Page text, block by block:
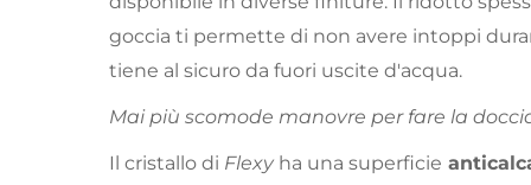
goccia ti permette di non avere intoppi
tiene al sicuro da fuori uscite d'acqua.
Mai più scomode manovre per fare la
Il cristallo di Flexy ha una superficie